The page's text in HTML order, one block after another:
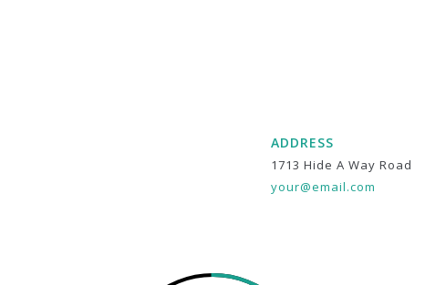
ADDRESS
1713 Hide A Way Road
your@email.com